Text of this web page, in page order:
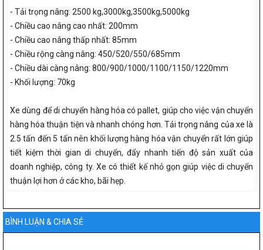
- Tải trọng nâng: 2500 kg,3000kg,3500kg,5000kg
- Chiều cao nâng cao nhất: 200mm
- Chiều cao nâng thấp nhất: 85mm
- Chiều rộng càng nâng: 450/520/550/685mm
- Chiều dài càng nâng: 800/900/1000/1100/1150/1220mm
- Khối lượng: 70kg
Xe dùng để di chuyển hàng hóa có pallet, giúp cho việc vận chuyển
hàng hóa thuận tiện và nhanh chóng hơn. Tải trọng nâng của xe là
2.5 tấn đến 5 tấn nên khối lượng hàng hóa vận chuyển rất lớn giúp
tiết kiệm thời gian di chuyển, đẩy nhanh tiến độ sản xuất của
doanh nghiệp, công ty. Xe có thiết kế nhỏ gọn giúp việc di chuyển
thuận lợi hơn ở các kho, bãi hẹp.
BÌNH LUẬN & CHIA SẺ